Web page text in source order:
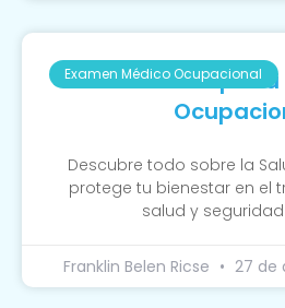
Examen Médico Ocupacional
Guía Completa
Descubre todo sobre la
protege tu bienestar en el
salud y
Franklin Belen Ricse 27 de